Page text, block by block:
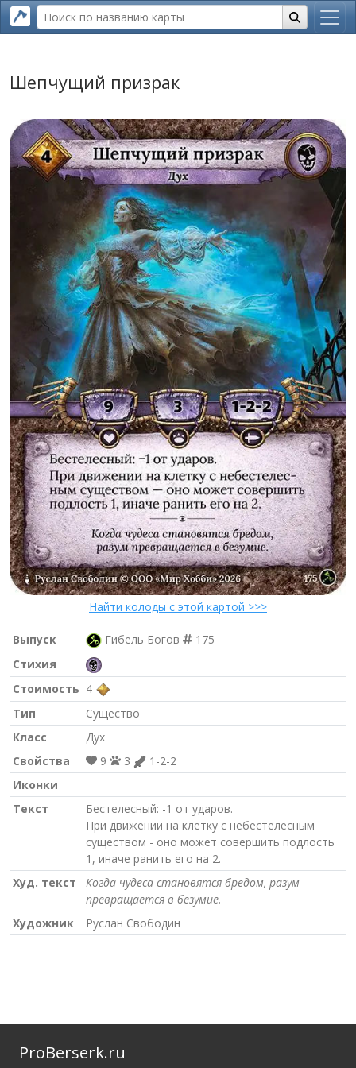
Шепчущий призрак
Найти колоды с этой картой >>>
Выпуск Гибель Богов
175
Стихия
Стоимость 4
Тип
Существо
Класс
Дух
Свойства
9 3
1-2-2
Иконки
Текст
Бестелесный: -1 от ударов.
При движении на клетку с небестелесным
существом - оно может совершить подлость
1, иначе ранить его на 2.
Худ. текст
Когда чудеса становятся бредом, разум
превращается в безумие.
Художник
Руслан Свободин
ProBerserk.ru